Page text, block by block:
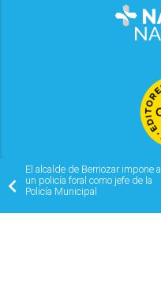
El alcalde de Berriozar impone a
un policía foral como jefe de la
Policía Municipal